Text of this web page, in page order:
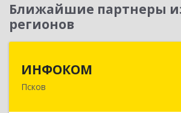
Ближайшие партнеры
регионов
ИНФОКОМ
Псков180000, Псковская обл, Псков